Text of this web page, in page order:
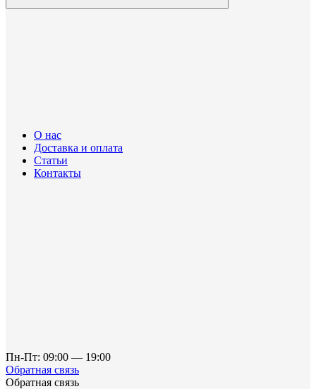
О нас
Доставка и оплата
Статьи
Контакты
Пн-Пт: 09:00 — 19:00
Обратная связь
Обратная связь